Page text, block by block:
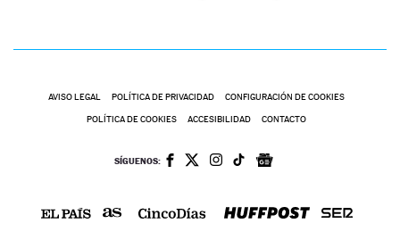
AVISO LEGAL POLÍTICA DE PRIVACIDAD CONFIGURACIÓN DE COOKIES
POLÍTICA DE COOKIES ACCESIBILIDAD CONTACTO
SÍGUENOS: